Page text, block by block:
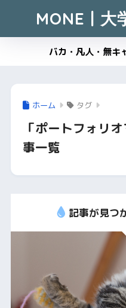
MONE | 大
バカ・凡人・無キ
ホーム タグ
「ポートフォリ
事一覧
記事が見つ